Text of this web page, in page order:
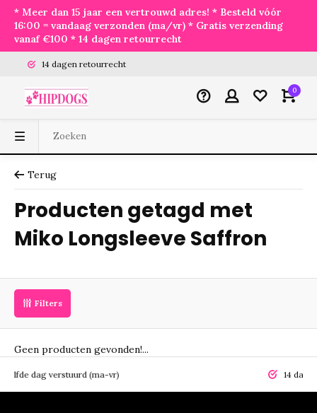
* Meer dan 15 jaar een vertrouwd adres! * Besteld vóór
16:00 = vandaag verzonden (ma/vr) * Gratis verzending
vanaf €100 * 14 dagen retourrecht
14 dagen retourrecht
0
Terug
Producten getagd met
Miko Longsleeve Saffron
Filters
Geen producten gevonden!...
dag verstuurd (ma-vr) 14 dagen